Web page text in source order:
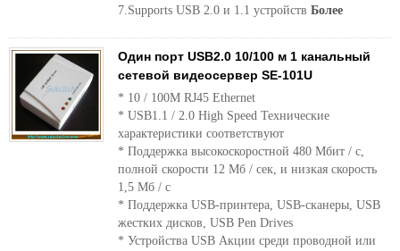
7.Supports USB 2.0 и 1.1 устройств Более
Один порт USB2.0 10/100 м 1 канальный
сетевой видеосервер SE-101U
* 10 / 100M RJ45 Ethernet
* USB1.1 / 2.0 High Speed ​​Технические
характеристики соответствуют
* Поддержка высокоскоростной 480 Мбит / с,
полной скорости 12 Мб / сек, и низкая скорость
1,5 Мб / с
* Поддержка USB-принтера, USB-сканеры, USB
жестких дисков, USB Pen Drives
* Устройства USB Акции среди проводной или